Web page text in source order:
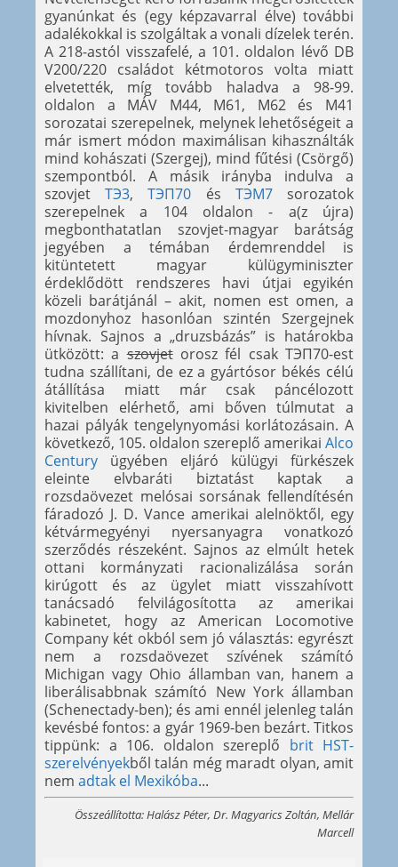
gyanúnkat és (egy képzavarral élve) további
adalékokkal is szolgáltak a vonali dízelek terén.
A 218-astól visszafelé, a 101. oldalon lévő DB
V200/220 családot kétmotoros volta miatt
elvetették, míg tovább haladva a 98-99.
oldalon a MÁV M44, M61, M62 és M41
sorozatai szerepelnek, melynek lehetőségeit a
már ismert módon maximálisan kihasználták
mind kohászati (Szergej), mind fűtési (Csörgő)
szempontból. A másik irányba indulva a
szovjetТЭ3,ТЭП70 és ТЭМ7sorozatok
szerepelnek a 104 oldalon - a(z újra)
megbonthatatlan szovjet-magyar barátság
jegyében a témában érdemrenddel is
kitüntetett magyar külügyminiszter
érdeklődött rendszeres havi útjai egyikén
közeli barátjánál – akit, nomen est omen, a
mozdonyhoz hasonlóan szintén Szergejnek
hívnak. Sajnos a „druzsbázás” is határokba
ütközött: aszovjetorosz fél csak ТЭП70-est
tudna szállítani, de ez a gyártósor békés célú
átállítása miatt már csak páncélozott
kivitelben elérhető, ami bőven túlmutat a
hazai pályák tengelynyomási korlátozásain. A
következő, 105. oldalon szereplő amerikai Alco
Century ügyében eljáró külügyi fürkészek
eleinte elvbaráti biztatást kaptak a
rozsdaövezet melósai sorsának fellendítésén
fáradozó J. D. Vance amerikai alelnöktől, egy
kétvármegyényi nyersanyagra vonatkozó
szerződés részeként. Sajnos az elmúlt hetek
ottani kormányzati racionalizálása során
kirúgott és az ügylet miatt visszahívott
tanácsadó felvilágosította az amerikai
kabinetet, hogy az American Locomotive
Company két okból sem jó választás: egyrészt
nem a rozsdaövezet szívének számító
Michigan vagy Ohio államban van, hanem a
liberálisabbnak számító New York államban
(Schenectady-ben); és ami ennél jelenleg talán
kevésbé fontos: a gyár 1969-ben bezárt. Titkos
tippünk: a 106. oldalon szereplő brit HST-
szerelvényekből talán még maradt olyan, amit
nem adtak el Mexikóba...
Összeállította: Halász Péter, Dr. Magyarics Zoltán, Mellár
Marcell